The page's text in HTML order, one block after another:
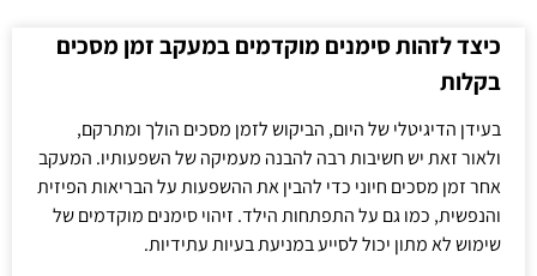
כיצד לזהות סימנים מוקדמים במעקב זמן מסכים
בקלות
בעידן הדיגיטלי של היום, הביקוש לזמן מסכים הולך ומתרקם,
ולאור זאת יש חשיבות רבה להבנה מעמיקה של השפעותיו. המעקב
אחר זמן מסכים חיוני כדי להבין את ההשפעות על הבריאות הפיזית
והנפשית, כמו גם על התפתחות הילד. זיהוי סימנים מוקדמים של
שימוש לא מתון יכול לסייע במניעת בעיות עתידיות.